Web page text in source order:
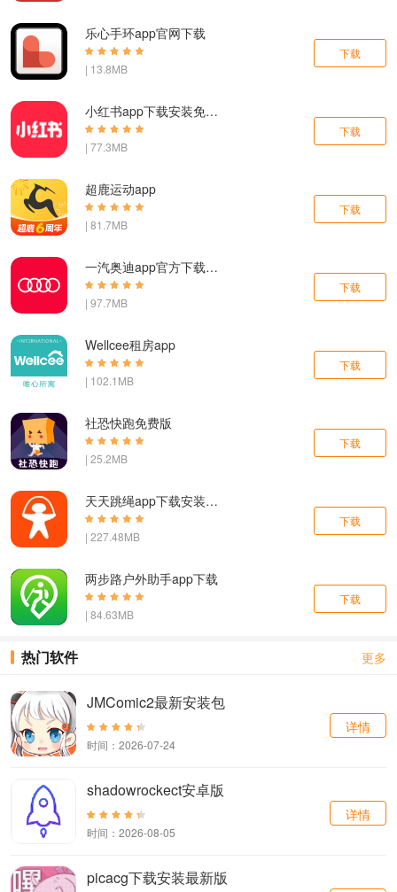
乐心手环app官网下载
| 13.8MB
下载
小红书app下载安装免费正版
| 77.3MB
下载
超鹿运动app
| 81.7MB
下载
一汽奥迪app官方下载手机版
| 97.7MB
下载
Wellcee租房app
| 102.1MB
下载
社恐快跑免费版
| 25.2MB
下载
天天跳绳app下载安装免费版
| 227.48MB
下载
两步路户外助手app下载
| 84.63MB
下载
热门软件 更多
JMComic2最新安装包
时间：2026-07-24
详情
shadowrockect安卓版
时间：2026-08-05
详情
picacg下载安装最新版